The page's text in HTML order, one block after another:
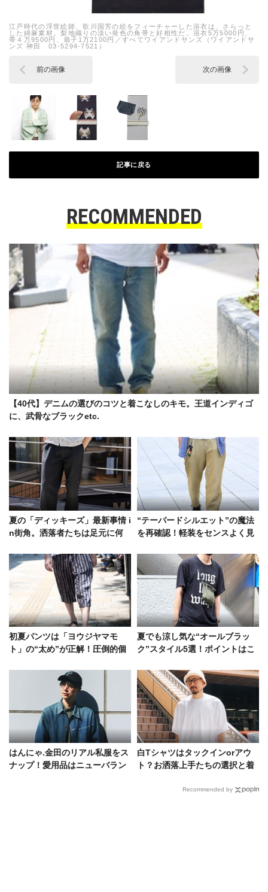
江戸時代の浮世絵師、歌川国芳の絵をフィーチャーした浴衣は、さらっと
した綿麻素材。梨地織りの淡い発色の角帯と好相性だ。浴衣5万5000円、
帯４万9500円、扇子1万2100円／すべてワイアンドサンズ（ワイアンドサ
ンズ 神田 03-5294-7521）
前の画像 次の画像
記事に戻る
RECOMMENDED
【40代】デニムの選びのコツと着こなしのキモ。王道インディゴ
に、武骨なブラックetc.
夏の「ディッキーズ」最新事情 i
n街角。洒落者たちは足元に何
“テーパードシルエット”の魔法
を再確認！軽装をセンスよく見
せが正解？
初夏パンツは「ヨウジヤマモ
ト」の“太め”が正解！圧倒的個
夏でも涼し気な“オールブラッ
ク”スタイル5選！ポイントはこ
はんにゃ.金田のリアル私服をス
ナップ！愛用品はニューバラン
白Tシャツはタックインorアウ
ト？お洒落上手たちの選択と着
Recommended by